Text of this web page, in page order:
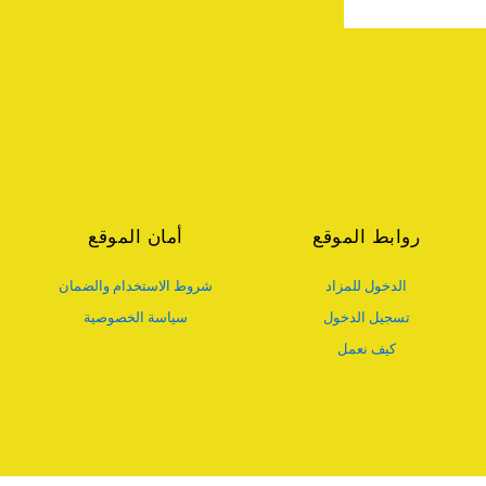
روابط الموقع
الدخول للمزاد
تسجيل الدخول
كيف نعمل
أمان الموقع
شروط الاستخدام والضمان
سياسة الخصوصية